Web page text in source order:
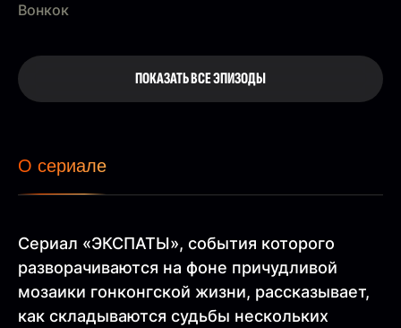
Вонкок
ПОКАЗАТЬ ВСЕ ЭПИЗОДЫ
О сериале
Сериал «ЭКСПАТЫ», события которого
разворачиваются на фоне причудливой
мозаики гонконгской жизни, рассказывает,
как складываются судьбы нескольких